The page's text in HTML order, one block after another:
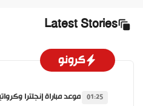
Latest Stories
كرونو
01:25